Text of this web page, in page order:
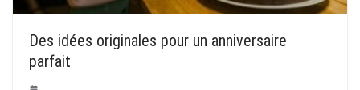
Des idées originales pour un anniversaire
parfait